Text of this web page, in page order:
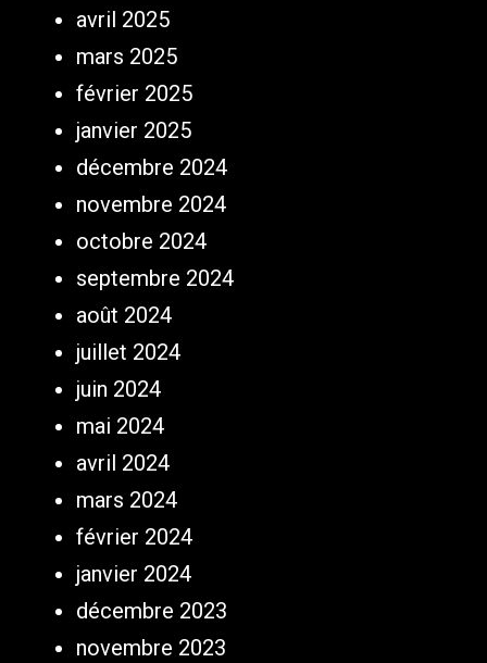
avril 2025
mars 2025
février 2025
janvier 2025
décembre 2024
novembre 2024
octobre 2024
septembre 2024
août 2024
juillet 2024
juin 2024
mai 2024
avril 2024
mars 2024
février 2024
janvier 2024
décembre 2023
novembre 2023